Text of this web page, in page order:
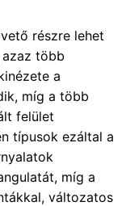
részre lehet
azaz több
a
míg a több
felület
típusok ezáltal a
míg a
változatos